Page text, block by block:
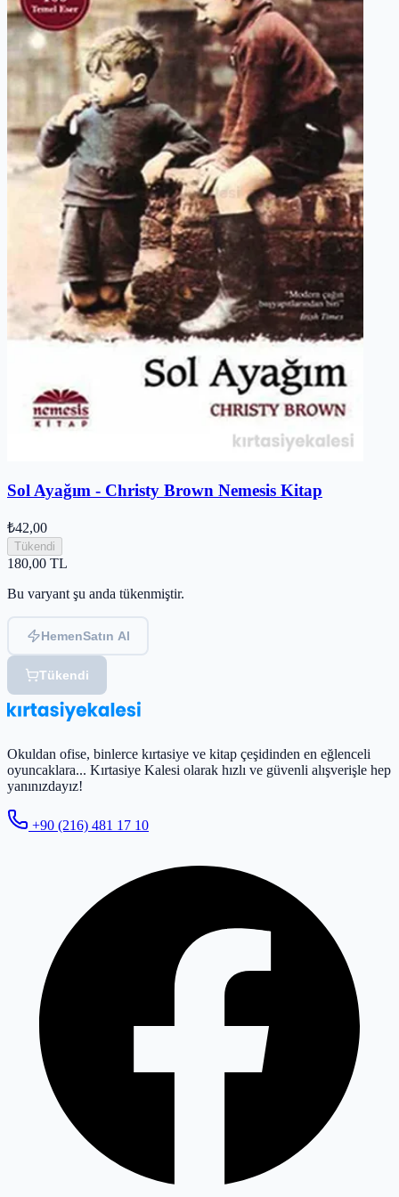
Sol Ayağım - Christy Brown Nemesis Kitap
₺42,00
Tükendi
180,00 TL
Bu varyant şu anda tükenmiştir.
HemenSatın Al
Tükendi
Okuldan ofise, binlerce kırtasiye ve kitap çeşidinden en eğlenceli
oyuncaklara... Kırtasiye Kalesi olarak hızlı ve güvenli alışverişle hep
yanınızdayız!
+90 (216) 481 17 10